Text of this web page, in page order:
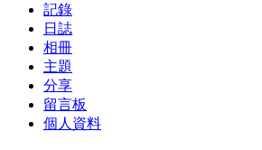
記錄
日誌
相冊
主題
分享
留言板
個人資料